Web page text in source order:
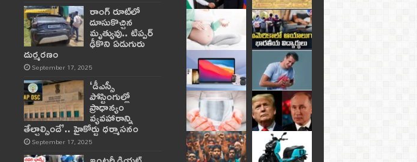
రాంగ్ రూట్‌లో
దూసుకొచ్చిన
మృత్యువు.. టిప్పర్
ఢీకొని ఏడుగురు
దుర్మరణం
September 17, 2025
‘డీఎస్సీ
పోస్టింగుల్లో
ప్రాధాన్యం
వ్యవహారాన్ని
తేల్చాల్సిందే’.. హైకోర్టు ధర్మాసనం
September 17, 2025